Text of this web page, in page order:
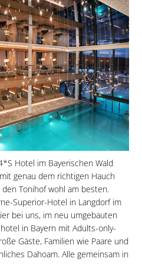
Hotel im Bayerischen Wald
genau dem richtigen Hauch
Tonihof wohl am besten.
Superior-Hotel in Langdorf im
bei uns, im neu umgebauten
in Bayern mit Adults-only-
Gäste, Familien wie Paare und
Dahoam. Alle gemeinsam in